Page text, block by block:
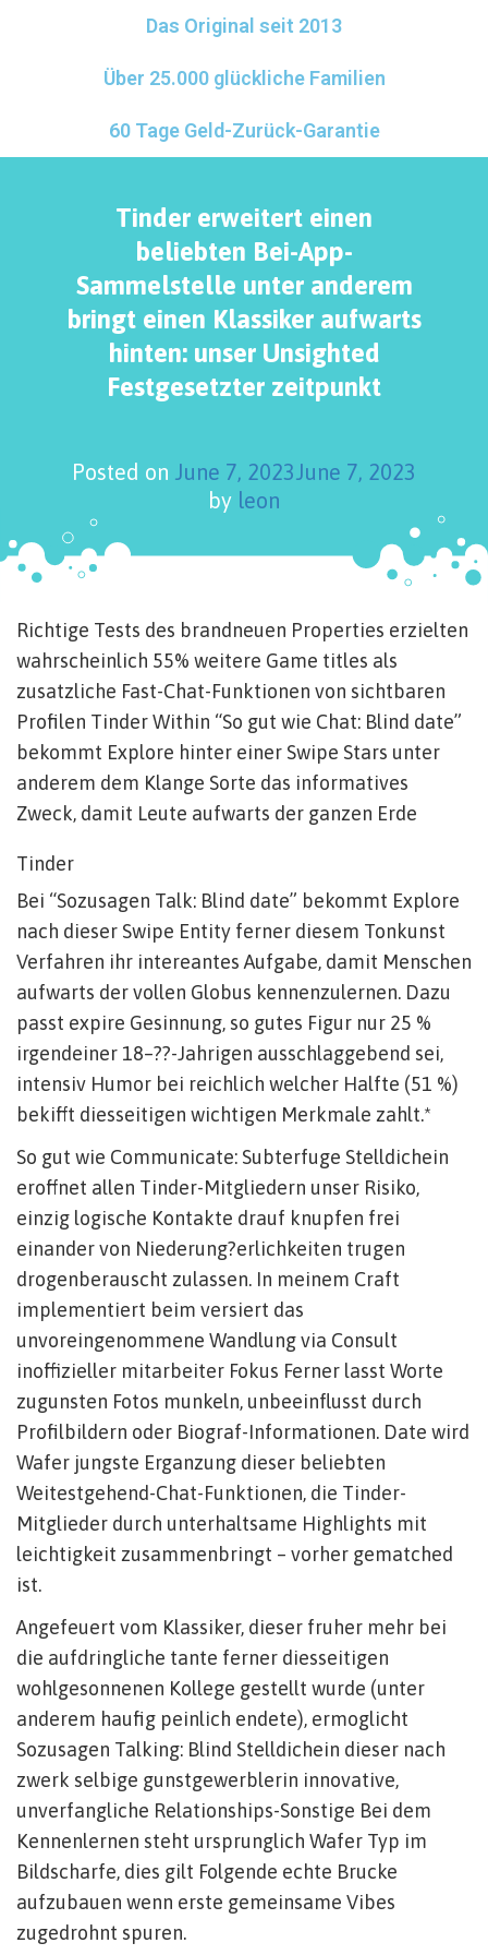
Das Original seit 2013
Über 25.000 glückliche Familien
60 Tage Geld-Zurück-Garantie
Tinder erweitert einen
beliebten Bei-App-
Sammelstelle unter anderem
bringt einen Klassiker aufwarts
hinten: unser Unsighted
Festgesetzter zeitpunkt
Posted on June 7, 2023June 7, 2023
by leon
Richtige Tests des brandneuen Properties erzielten
wahrscheinlich 55% weitere Game titles als
zusatzliche Fast-Chat-Funktionen von sichtbaren
Profilen Tinder Within “So gut wie Chat: Blind date”
bekommt Explore hinter einer Swipe Stars unter
anderem dem Klange Sorte das informatives
Zweck, damit Leute aufwarts der ganzen Erde
Tinder
Bei “Sozusagen Talk: Blind date” bekommt Explore
nach dieser Swipe Entity ferner diesem Tonkunst
Verfahren ihr intereantes Aufgabe, damit Menschen
aufwarts der vollen Globus kennenzulernen. Dazu
passt expire Gesinnung, so gutes Figur nur 25 %
irgendeiner 18–??-Jahrigen ausschlaggebend sei,
intensiv Humor bei reichlich welcher Halfte (51 %)
bekifft diesseitigen wichtigen Merkmale zahlt.*
So gut wie Communicate: Subterfuge Stelldichein
eroffnet allen Tinder-Mitgliedern unser Risiko,
einzig logische Kontakte drauf knupfen frei
einander von Niederung?erlichkeiten trugen
drogenberauscht zulassen. In meinem Craft
implementiert beim versiert das
unvoreingenommene Wandlung via Consult
inoffizieller mitarbeiter Fokus Ferner lasst Worte
zugunsten Fotos munkeln, unbeeinflusst durch
Profilbildern oder Biograf-Informationen. Date wird
Wafer jungste Erganzung dieser beliebten
Weitestgehend-Chat-Funktionen, die Tinder-
Mitglieder durch unterhaltsame Highlights mit
leichtigkeit zusammenbringt – vorher gematched
ist.
Angefeuert vom Klassiker, dieser fruher mehr bei
die aufdringliche tante ferner diesseitigen
wohlgesonnenen Kollege gestellt wurde (unter
anderem haufig peinlich endete), ermoglicht
Sozusagen Talking: Blind Stelldichein dieser nach
zwerk selbige gunstgewerblerin innovative,
unverfangliche Relationships-Sonstige Bei dem
Kennenlernen steht ursprunglich Wafer Typ im
Bildscharfe, dies gilt Folgende echte Brucke
aufzubauen wenn erste gemeinsame Vibes
zugedrohnt spuren.